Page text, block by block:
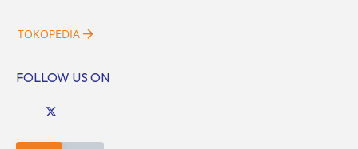
TOKOPEDIA
FOLLOW US ON